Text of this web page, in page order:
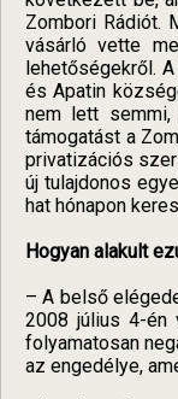
Zombori Rádiót.
vásárló vette
lehetőségekről.
és Apatin
nem lett semmi,
támogatást a
privatizációs
új tulajdonos
hat hónapon
Hogyan alakult
– A belső
2008 július 4-én
folyamatosan
az engedélye,